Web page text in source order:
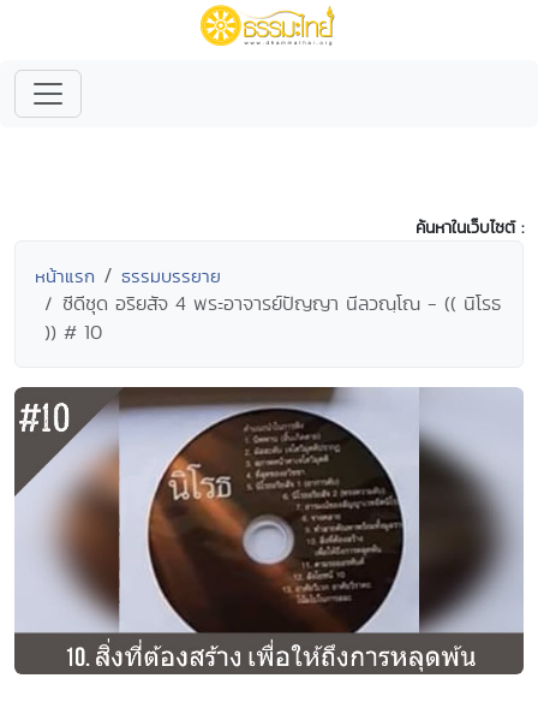
ค้นหาในเว็บไซต์ :
หน้าแรก ธรรมบรรยาย
ซีดีชุด อริยสัจ 4 พระอาจารย์ปัญญา นีลวณฺโณ - (( นิโรธ
)) # 10